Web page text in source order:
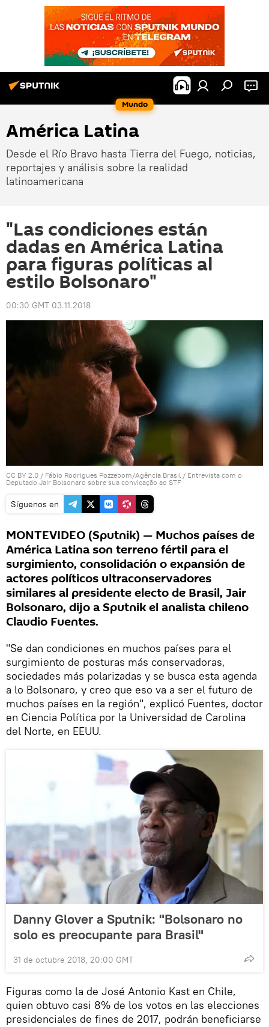
Mundo
América Latina
Desde el Río Bravo hasta Tierra del Fuego, noticias,
reportajes y análisis sobre la realidad
latinoamericana
"Las condiciones están
dadas en América Latina
para figuras políticas al
estilo Bolsonaro"
00:30 GMT 03.11.2018
CC BY 2.0 / Fábio Rodrigues Pozzebom/Agência Brasil / Entrevista com o
Deputado Jair Bolsonaro sobre sua convicação ao STF
Síguenos en
MONTEVIDEO (Sputnik) — Muchos países de
América Latina son terreno fértil para el
surgimiento, consolidación o expansión de
actores políticos ultraconservadores
similares al presidente electo de Brasil, Jair
Bolsonaro, dijo a Sputnik el analista chileno
Claudio Fuentes.
"Se dan condiciones en muchos países para el
surgimiento de posturas más conservadoras,
sociedades más polarizadas y se busca esta agenda
a lo Bolsonaro, y creo que eso va a ser el futuro de
muchos países en la región", explicó Fuentes, doctor
en Ciencia Política por la Universidad de Carolina
del Norte, en EEUU.
Danny Glover a Sputnik: "Bolsonaro no
solo es preocupante para Brasil"
31 de octubre 2018, 20:00 GMT
Figuras como la de José Antonio Kast en Chile,
quien obtuvo casi 8% de los votos en las elecciones
presidenciales de fines de 2017, podrán beneficiarse